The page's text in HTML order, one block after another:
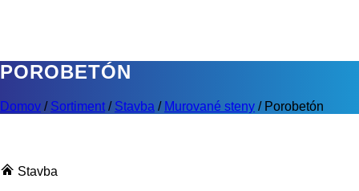
POROBETÓN
Domov / Sortiment / Stavba / Murované steny / Porobetón
Stavba